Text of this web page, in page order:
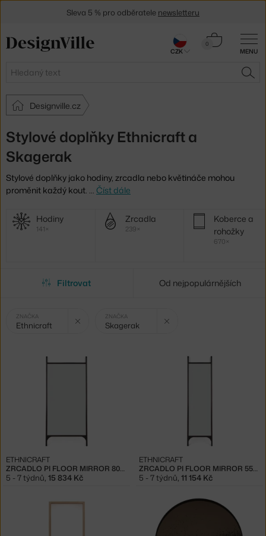
MENU
Hledat
0
Košík
Designville.cz
Stylové doplňky Ethnicraft a
Skagerak
Stylové doplňky jako hodiny, zrcadla nebo květináče mohou
proměnit každý kout. … Číst dále
Další
kategorie
Hodiny
141×
Zrcadla
239×
Koberce a
rohožky
670×
Filtrovat Od nejpopulárnějších
Vybrané
filtry:
ZNAČKA
Ethnicraft
ZNAČKA
Skagerak
ZRCADLO PI FLOOR MIRROR 80X200, DARK BROWN
ETHNICRAFT
5 - 7 týdnů 15 834 Kč
ZRCADLO PI FLOOR MIRROR 55X190, DARK BROWN
ETHNICRAFT
5 - 7 týdnů 11 154 Kč
Sleva 5 % pro odběratele newsletteru
CZK